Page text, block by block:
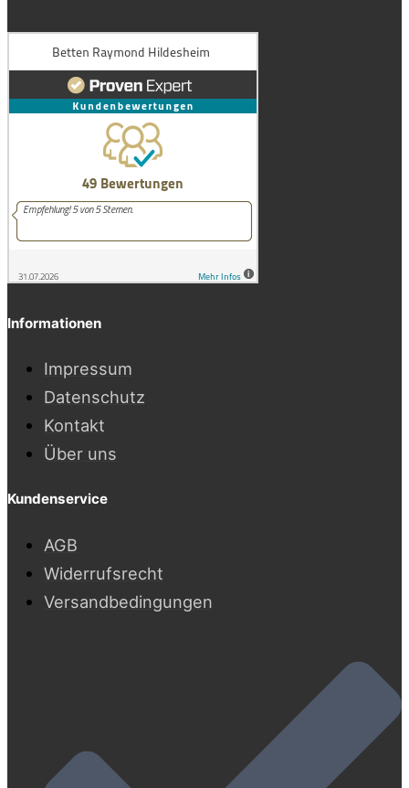
Informationen
Impressum
Datenschutz
Kontakt
Über uns
Kundenservice
AGB
Widerrufsrecht
Versandbedingungen